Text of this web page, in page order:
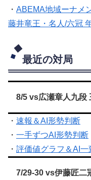
・ ABEMA地域ーナメ
藤井竜王・名人/六冠
最近の対局
8/5 vs広瀬章人九段
・ 速報＆AI形勢判断
・ 一手ずつAI形勢判断
・ 評価値グラフ＆AI一
7/29-30 vs伊藤匠